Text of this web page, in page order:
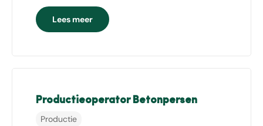
Lees meer
Productieoperator Betonpersen
Productie